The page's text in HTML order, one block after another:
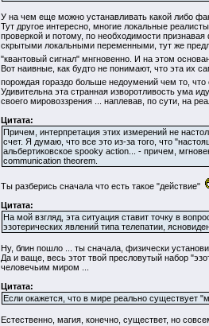
У на чем еще можно устанавливать какой либо
Тут другое интересно, многие локальные
проверкой и потому, по необходимости
скрытыми локальными переменными, тут же
"квантовый сигнал" мнгновенно. И на этом
Вот наивные, как будто не понимают, что эта их
порождая гораздо больше недоумений чем то,
Удивительна эта странная изворотливость ума
своего мировоззрения ... наплевав, по сути, на
Цитата:
Причем, интерпретация этих измерений не
счет. Я думаю, что все это из-за того, что
альбертиковское spooky action... - причем,
communication theorem.
Ты разберись сначала что есть такое "действие"
Цитата:
На мой взгляд, эта ситуация ставит точку в
эзотерических явлений типа телепатии,
Ну, блин пошло ... ты сначала, физически
Да и ваще, весь этот твой пресловутый набор
человечьим миром ...
Цитата:
Если окажется, что в мире реально существует
Естественно, магия, конечно, существет, но